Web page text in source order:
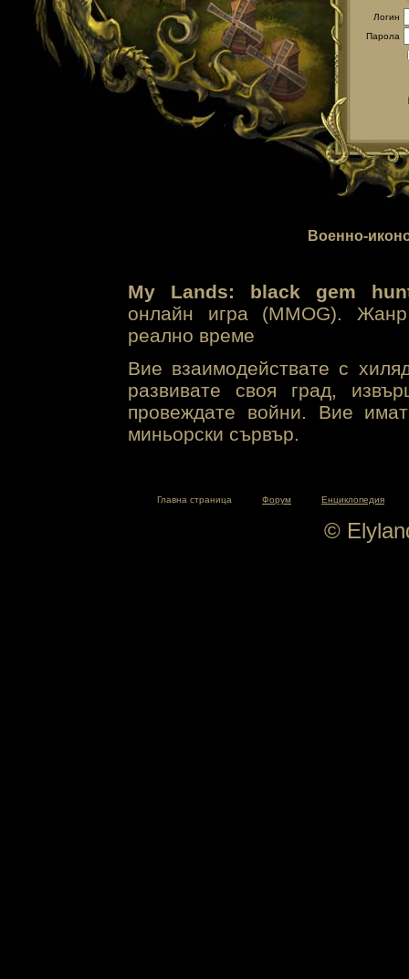
Логин
Парола
Военно-
My Lands: black gem
онлайн игра (MMOG).
реално време
Вие взаимодействате с
развивате своя град,
провеждате войни. Вие
миньорски сървър.
Главна страница Форум Енциклопедия
©